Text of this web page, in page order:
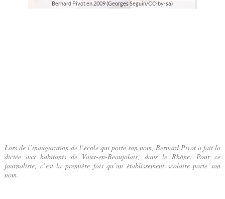
Bernard Pivot en 2009 (Georges Seguin/CC-by-sa)
Lors de l’inauguration de l’école qui porte son nom, Bernard Pivot a fait la
dictée aux habitants de Vaux-en-Beaujolais, dans le Rhône. Pour ce
journaliste, c’est la première fois qu’un établissement scolaire porte son
nom.